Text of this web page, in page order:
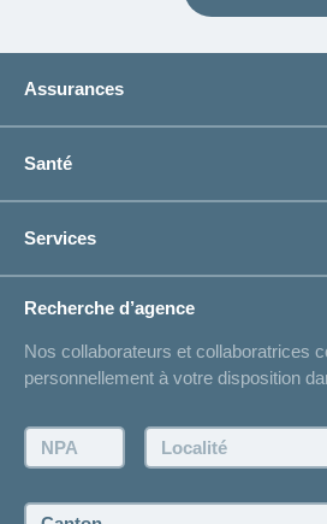
Assurances
Assurances complémentaires
Prévoyance
Je cherche une assurance pour...
Situations de vie
Réaliser des économies sur
Santé
Boussole santé
Services
Listes des hôpitaux
Bulletin d'accident
Contact
Demande d'offre
Demander à l'agence de vous rappeler
Recherche d’agence
Nos collaborateurs et collaboratrices
personnellement à votre disposition
NPA: Localité:
Canton: